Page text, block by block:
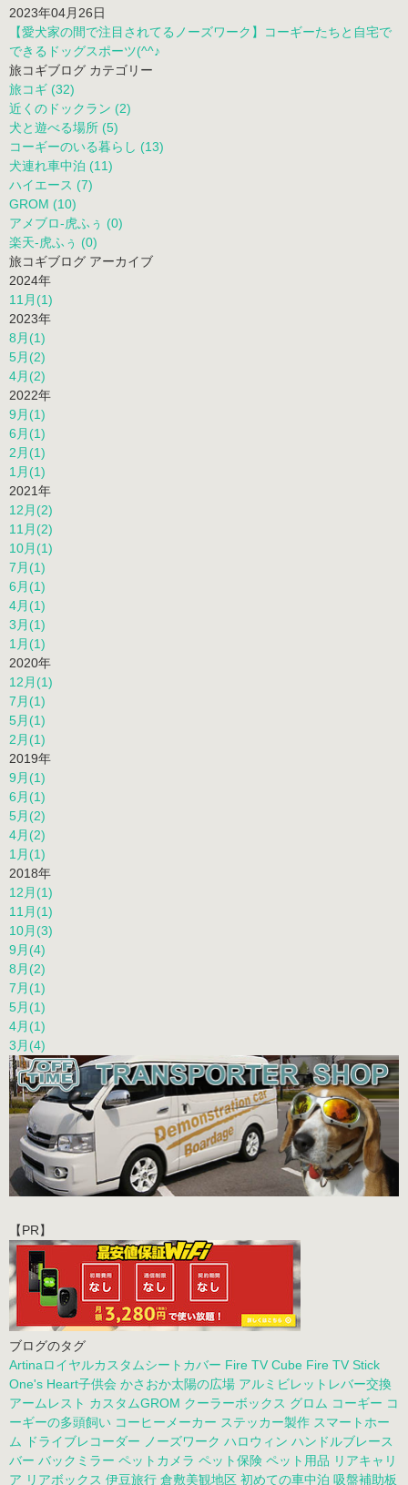
2023年04月26日
【愛犬家の間で注目されてるノーズワーク】コーギーたちと自宅で
できるドッグスポーツ(^^♪
旅コギブログ カテゴリー
旅コギ (32)
近くのドックラン (2)
犬と遊べる場所 (5)
コーギーのいる暮らし (13)
犬連れ車中泊 (11)
ハイエース (7)
GROM (10)
アメブロ-虎ふぅ (0)
楽天-虎ふぅ (0)
旅コギブログ アーカイブ
2024年
11月(1)
2023年
8月(1)
5月(2)
4月(2)
2022年
9月(1)
6月(1)
2月(1)
1月(1)
2021年
12月(2)
11月(2)
10月(1)
7月(1)
6月(1)
4月(1)
3月(1)
1月(1)
2020年
12月(1)
7月(1)
5月(1)
2月(1)
2019年
9月(1)
6月(1)
5月(2)
4月(2)
1月(1)
2018年
12月(1)
11月(1)
10月(3)
9月(4)
8月(2)
7月(1)
5月(1)
4月(1)
3月(4)
【PR】
ブログのタグ
Artinaロイヤルカスタムシートカバー Fire TV Cube Fire TV Stick
One's Heart子供会 かさおか太陽の広場 アルミビレットレバー交換
アームレスト カスタムGROM クーラーボックス グロム コーギー コ
ーギーの多頭飼い コーヒーメーカー ステッカー製作 スマートホー
ム
ドライブレコーダー ノーズワーク ハロウィン ハンドルブレース
バー バックミラー ペットカメラ ペット保険 ペット用品 リアキャリ
ア リアボックス 伊豆旅行 倉敷美観地区 初めての車中泊 吸盤補助板